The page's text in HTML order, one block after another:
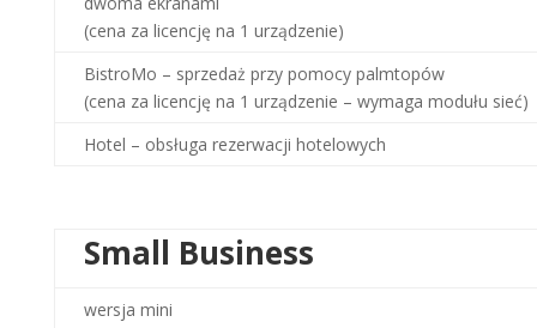
(cena za licencję na 1 urządzenie)
BistroMo – sprzedaż przy pomocy palmtopów
(cena za licencję na 1 urządzenie – wymaga modułu sieć)
Hotel – obsługa rezerwacji hotelowych
Small Business
wersja mini